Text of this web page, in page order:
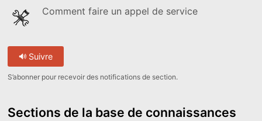
Comment faire un appel de service
Suivre
S’abonner pour recevoir des notifications de section.
Sections de la base de connaissances